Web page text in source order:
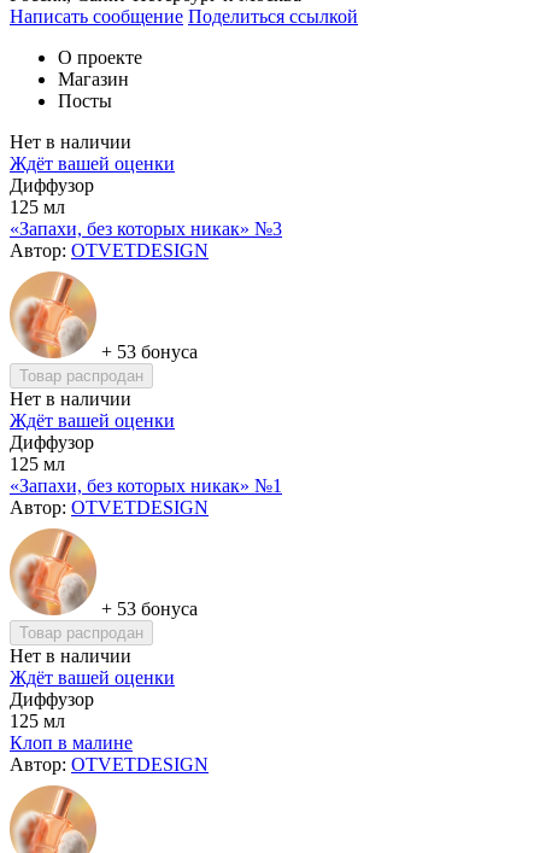
Написать сообщение Поделиться ссылкой
О проекте
Магазин
Посты
Нет в наличии
Ждёт вашей оценки
Диффузор
125 мл
«Запахи, без которых никак» №3
Автор: OTVETDESIGN
+ 53 бонуса
Товар распродан
Нет в наличии
Ждёт вашей оценки
Диффузор
125 мл
«Запахи, без которых никак» №1
Автор: OTVETDESIGN
+ 53 бонуса
Товар распродан
Нет в наличии
Ждёт вашей оценки
Диффузор
125 мл
Клоп в малине
Автор: OTVETDESIGN